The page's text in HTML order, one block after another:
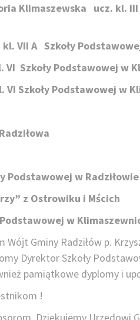
Klimaszewska ucz. kl.
VII A Szkoły
Szkoły Podstawowej w
VI Szkoły Podstawowej w
Podstawowej w Radziłowie
z Ostrowiku i Mścich
w
Gminy Radziłów p.
Dyrektor Szkoły
pamiątkowe dyplomy i
!